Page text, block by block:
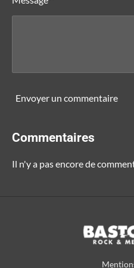
Envoyer un commentaire
Commentaires
Il n'y a pas encore de